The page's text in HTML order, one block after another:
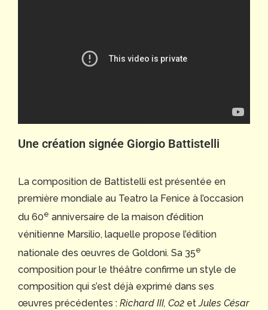
Une création signée Giorgio Battistelli
La composition de Battistelli est présentée en
première mondiale au Teatro la Fenice à l’occasion
du 60e anniversaire de la maison d’édition
vénitienne Marsilio, laquelle propose l’édition
nationale des œuvres de Goldoni. Sa 35e
composition pour le théâtre confirme un style de
composition qui s’est déjà exprimé dans ses
œuvres précédentes : Richard III, Co2 etJules César